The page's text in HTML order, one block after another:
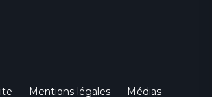
Mentions légales Médias